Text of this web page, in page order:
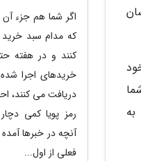
اگر شما هم جزء
که مدام سبد خرید
کنند و در هفته
خریدهای اجرا
دریافت می کنند،
رمز پویا کمی
آنچه در خبرها
فعلی از اول...